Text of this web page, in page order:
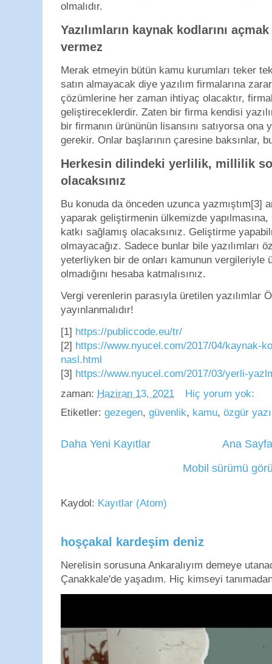
olmalıdır.
Yazılımların kaynak kodlarını
vermez
Merak etmeyin bütün kamu kurumları teker
satın almayacak diye yazılım firmalarına
çözümlerine her zaman ihtiyaç olacaktır,
geliştireceklerdir. Zaten bir firma kendisi
bir firmanın ürününün lisansını satıyorsa ona
gerekir. Onlar başlarının çaresine baksınlar,
Herkesin dilindeki yerlilik, millilik
olacaksınız
Bu konuda da önceden uzunca yazmıştım[3]
yaparak geliştirmenin ülkemizde
katkı sağlamış olacaksınız. Geliştirme
olmayacağız. Sadece bunlar bile yazılımları
yeterliyken bir de onları kamunun vergileriyle
olmadığını hesaba katmalısınız.
Vergi verenlerin parasıyla üretilen yazılımlar
yayınlanmalıdır!
[1] https://publiccode.eu/tr/
[2] https://www.nyucel.com/2017/04/kaynak-
nasl.html
[3] https://www.nyucel.com/2017/03/yerli-
zaman: Haziran 13, 2021
Hiç yorum yok:
Etiketler: gezegen, güvenlik, kamu, özgür
Daha Yeni Kayıtlar
Ana
Mobil sürümü
Kaydol: Kayıtlar (Atom)
hoşçakal kardeşim deniz
Nerelisin sorusuna Ankaralıyım demeye
Çanakkale'de yaşadım. Hiç kimseyi